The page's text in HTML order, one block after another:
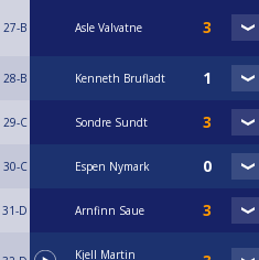
27-B Asle Valvatne
28-B Kenneth Brufladt
29-C Sondre Sundt
30-C Espen Nymark
31-D Arnfinn Saue
Kjell Martin